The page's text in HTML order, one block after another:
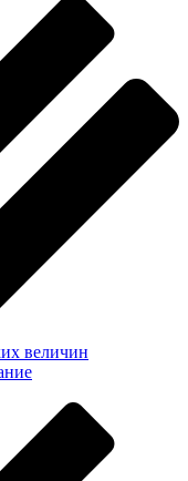
величин